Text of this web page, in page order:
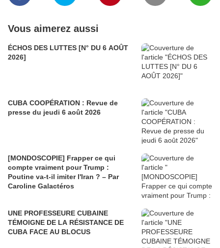
Vous aimerez aussi
ÉCHOS DES LUTTES [N° DU 6 AOÛT
2026]
CUBA COOPÉRATION : Revue de
presse du jeudi 6 août 2026
[MONDOSCOPIE] Frapper ce qui
compte vraiment pour Trump :
Poutine va-t-il imiter l'Iran ? – Par
Caroline Galactéros
UNE PROFESSEURE CUBAINE
TÉMOIGNE DE LA RÉSISTANCE DE
CUBA FACE AU BLOCUS